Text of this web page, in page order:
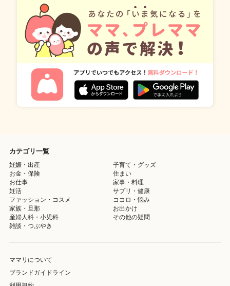
カテゴリ一覧
妊娠・出産
子育て・グッズ
お金・保険
住まい
お仕事
家事・料理
妊活
サプリ・健康
ファッション・コスメ
ココロ・悩み
家族・旦那
お出かけ
産婦人科・小児科
その他の疑問
雑談・つぶやき
ママリについて
ブランドガイドライン